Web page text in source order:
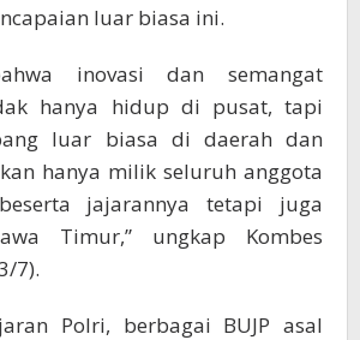
luar biasa ini.
inovasi dan semangat
hanya hidup di pusat, tapi
luar biasa di daerah dan
hanya milik seluruh anggota
jajarannya tetapi juga
Timur,” ungkap Kombes
7).
Polri, berbagai BUJP asal